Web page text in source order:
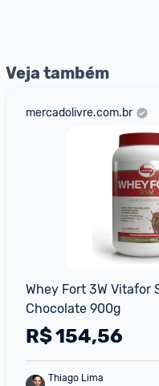
Veja também
mercadolivre.com.br
Whey Fort 3W Vitafor
Chocolate 900g
R$154,56
Thiago Lima